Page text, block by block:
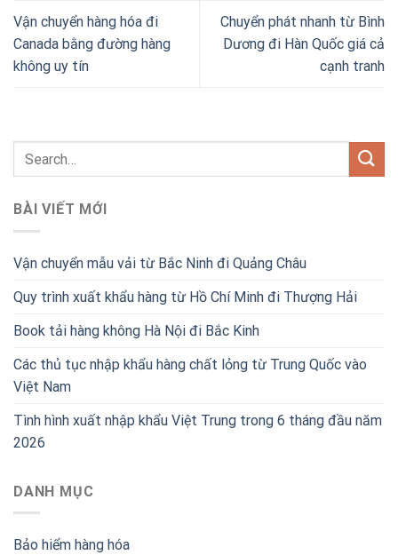
Vận chuyển hàng hóa đi
Canada bằng đường hàng
không uy tín
Chuyển phát nhanh từ Bình
Dương đi Hàn Quốc giá cả
cạnh tranh
BÀI VIẾT MỚI
Vận chuyển mẫu vải từ Bắc Ninh đi Quảng Châu
Quy trình xuất khẩu hàng từ Hồ Chí Minh đi Thượng Hải
Book tải hàng không Hà Nội đi Bắc Kinh
Các thủ tục nhập khẩu hàng chất lỏng từ Trung Quốc vào
Việt Nam
Tình hình xuất nhập khẩu Việt Trung trong 6 tháng đầu năm
2026
DANH MỤC
Bảo hiểm hàng hóa